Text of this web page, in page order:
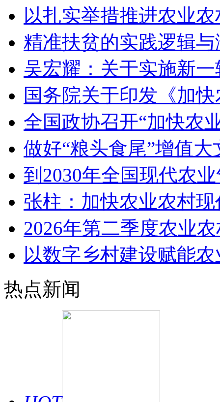
以扎实举措推进农业
精准扶贫的实践逻辑
吴宏耀：关于实施新
国务院关于印发《加
全国政协召开“加快农
做好“粮头食尾”增值大
到2030年全国现代农
张柱：加快农业农村
2026年第二季度农业
以数字乡村建设赋能
热点新闻